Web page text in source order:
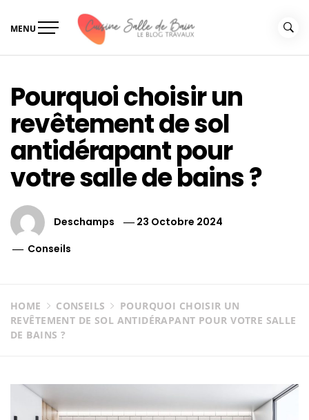
MENU
Pourquoi choisir un
revêtement de sol
antidérapant pour
votre salle de bains ?
Deschamps
23 Octobre 2024
Conseils
HOME CONSEILS
POURQUOI CHOISIR UN
REVÊTEMENT DE SOL ANTIDÉRAPANT POUR VOTRE SALLE
DE BAINS ?